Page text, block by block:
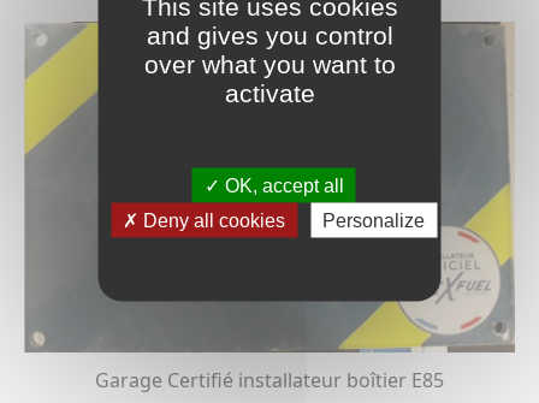
Garage Certifié installateur boîtier E85
and gives you control
over what you want to
activate
OK, accept all
Deny all cookies
Personalize